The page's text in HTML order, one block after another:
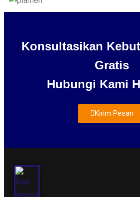
Konsultasikan
Gratis
Hubungi Kami
Kirim Pesan